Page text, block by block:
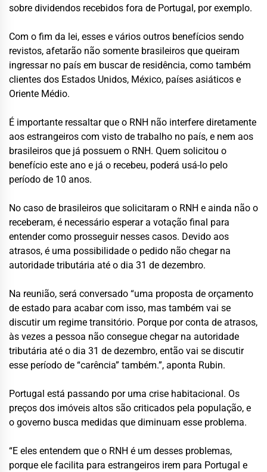
sobre dividendos recebidos fora de Portugal, por exemplo.
Com o fim da lei, esses e vários outros benefícios sendo
revistos, afetarão não somente brasileiros que queiram
ingressar no país em buscar de residência, como também
clientes dos Estados Unidos, México, países asiáticos e
Oriente Médio.
É importante ressaltar que o RNH não interfere diretamente
aos estrangeiros com visto de trabalho no país, e nem aos
brasileiros que já possuem o RNH. Quem solicitou o
benefício este ano e já o recebeu, poderá usá-lo pelo
período de 10 anos.
No caso de brasileiros que solicitaram o RNH e ainda não o
receberam, é necessário esperar a votação final para
entender como prosseguir nesses casos. Devido aos
atrasos, é uma possibilidade o pedido não chegar na
autoridade tributária até o dia 31 de dezembro.
Na reunião, será conversado “uma proposta de orçamento
de estado para acabar com isso, mas também vai se
discutir um regime transitório. Porque por conta de atrasos,
às vezes a pessoa não consegue chegar na autoridade
tributária até o dia 31 de dezembro, então vai se discutir
esse período de “carência” também.”, aponta Rubin.
Portugal está passando por uma crise habitacional. Os
preços dos imóveis altos são criticados pela população, e
o governo busca medidas que diminuam esse problema.
“E eles entendem que o RNH é um desses problemas,
porque ele facilita para estrangeiros irem para Portugal e